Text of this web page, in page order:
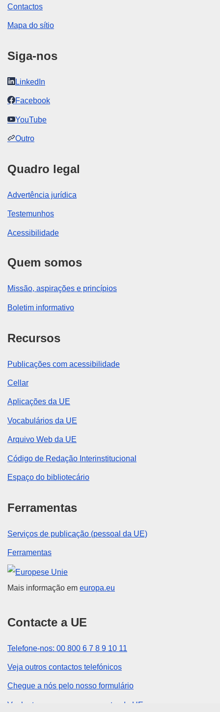
Contactos
Mapa do sítio
Siga-nos
LinkedIn
Facebook
YouTube
Outro
Quadro legal
Advertência jurídica
Testemunhos
Acessibilidade
Quem somos
Missão, aspirações e princípios
Boletim informativo
Recursos
Publicações com acessibilidade
Cellar
Aplicações da UE
Vocabulários da UE
Arquivo Web da UE
Código de Redação Interinstitucional
Espaço do bibliotecário
Ferramentas
Serviços de publicação (pessoal da UE)
Ferramentas
União Europeia
Mais informação em europa.eu
Contacte a UE
Telefone-nos: 00 800 6 7 8 9 10 11
Veja outros contactos telefónicos
Chegue a nós pelo nosso formulário
Venha ter connosco a um centro da UE